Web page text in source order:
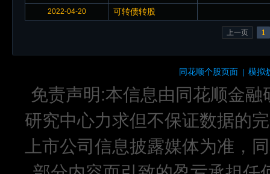
2022-04-20 可转债转股
上一页 1
同花顺个股页面 模拟
免责声明:本信息由同花顺金
研究中心力求但不保证数据的
上市公司信息披露媒体为准，